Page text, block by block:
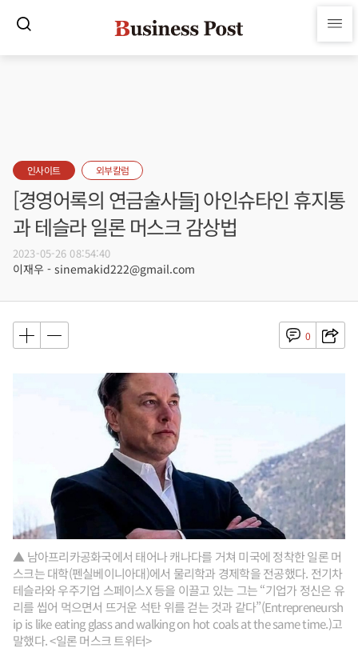
인사이트 외부칼럼
[경영어록의 연금술사들] 아인슈타인 휴지통
과 테슬라 일론 머스크 감상법
2023-05-26 08:54:40
이재우 - sinemakid222@gmail.com
0
▲ 남아프리카공화국에서 태어나 캐나다를 거쳐 미국에 정착한 일론 머
스크는 대학(펜실베이니아대)에서 물리학과 경제학을 전공했다. 전기차
테슬라와 우주기업 스페이스X 등을 이끌고 있는 그는 “기업가 정신은 유
리를 씹어 먹으면서 뜨거운 석탄 위를 걷는 것과 같다”(Entrepreneursh
ip is like eating glass and walking on hot coals at the same time.)고
말했다. <일론 머스크 트위터>